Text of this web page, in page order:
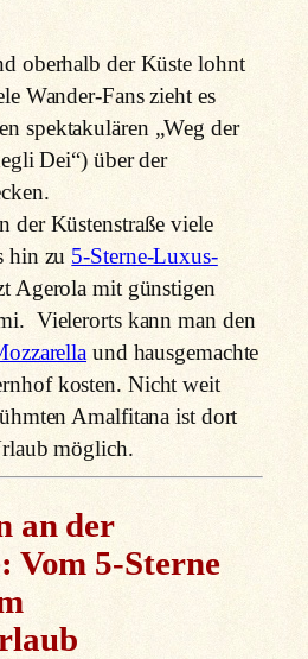
oberhalb der Küste lohnt
Wander-Fans zieht es
spektakulären „Weg der
Dei“) über der
der Küstenstraße viele
hin zu 5-Sterne-Luxus-
Agerola mit günstigen
Vielerorts kann man den
und hausgemachte
kosten. Nicht weit
Amalfitana ist dort
möglich.
an der
Vom 5-Sterne